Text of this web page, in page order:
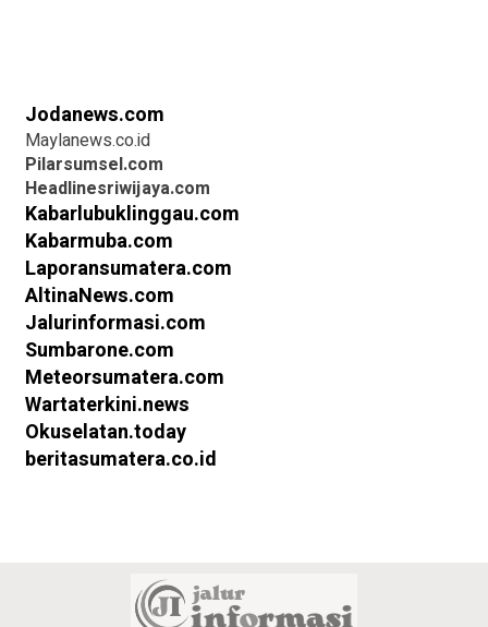
Jodanews.com
Maylanews.co.id
Pilarsumsel.com
Headlinesriwijaya.com
Kabarlubuklinggau.com
Kabarmuba.com
Laporansumatera.com
AltinaNews.com
Jalurinformasi.com
Sumbarone.com
Meteorsumatera.com
Wartaterkini.news
Okuselatan.today
beritasumatera.co.id